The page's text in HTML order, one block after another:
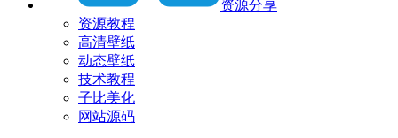
资源分享
资源教程
高清壁纸
动态壁纸
技术教程
子比美化
网站源码